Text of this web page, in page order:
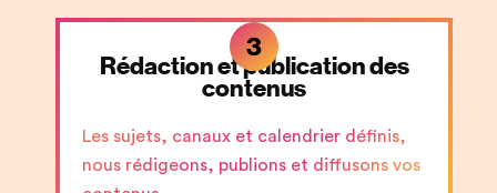
Rédaction et publication des
contenus
Les sujets, canaux et calendrier définis,
nous rédigeons, publions et diffusons vos
3